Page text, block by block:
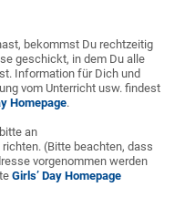
bekommst Du rechtzeitig
geschickt, in dem Du alle
Information für Dich und
vom Unterricht usw. findest
Homepage.
an
richten. (Bitte beachten, dass
vorgenommen werden
Girls’ Day Homepage